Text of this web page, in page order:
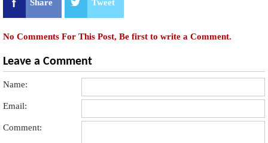
Share Tweet
No Comments For This Post, Be first to write a Comment.
Leave a Comment
Name:
Email:
Comment: